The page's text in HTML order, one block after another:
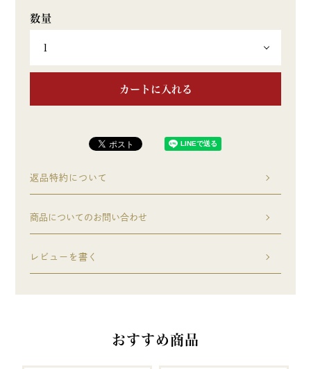
カートに入れる
返品特約について
商品についてのお問い合わせ
レビューを書く
おすすめ商品